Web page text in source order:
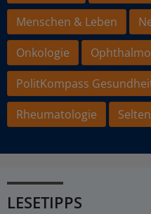
Menschen & Leben
Onkologie
PolitKompass
Rheumatologie
LESETIPPS